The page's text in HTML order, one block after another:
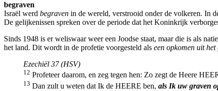
begraven
Israël werd begraven in de wereld, verstrooid onder de volkeren. In
De gelijkenissen spreken over de periode dat het Koninkrijk
Sinds 1948 is er weliswaar weer een Joodse staat, maar die is als
het land. Dit wordt in de profetie voorgesteld als een opkomen uit het
Ezechiël 37 (HSV)
12 Profeteer daarom, en zeg tegen hen: Zo zegt de Heere
13 Dan zult u weten dat Ik de HEERE ben, als Ik uw graven